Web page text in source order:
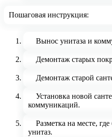
Пошаговая инструкция:
Вынос унитаза и
Демонтаж старых
Демонтаж старой
Установка новой
коммуникаций.
Разметка на месте, где
унитаз.